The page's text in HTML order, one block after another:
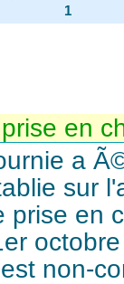
1
a
sur
prise en
non-